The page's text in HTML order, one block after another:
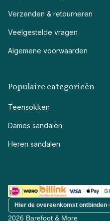
Verzenden & retourneren
Veelgestelde vragen
Algemene voorwaarden
Populaire categorieën
Teensokken
Dames sandalen
Heren sandalen
2026 Barefoot & More
Hier de overeenkomst ontbinden